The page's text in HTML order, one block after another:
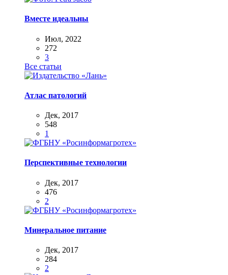
Вместе идеальны
Июл, 2022
272
3
Все статьи
Атлас патологий
Дек, 2017
548
1
Перспективные технологии
Дек, 2017
476
2
Минеральное питание
Дек, 2017
284
2